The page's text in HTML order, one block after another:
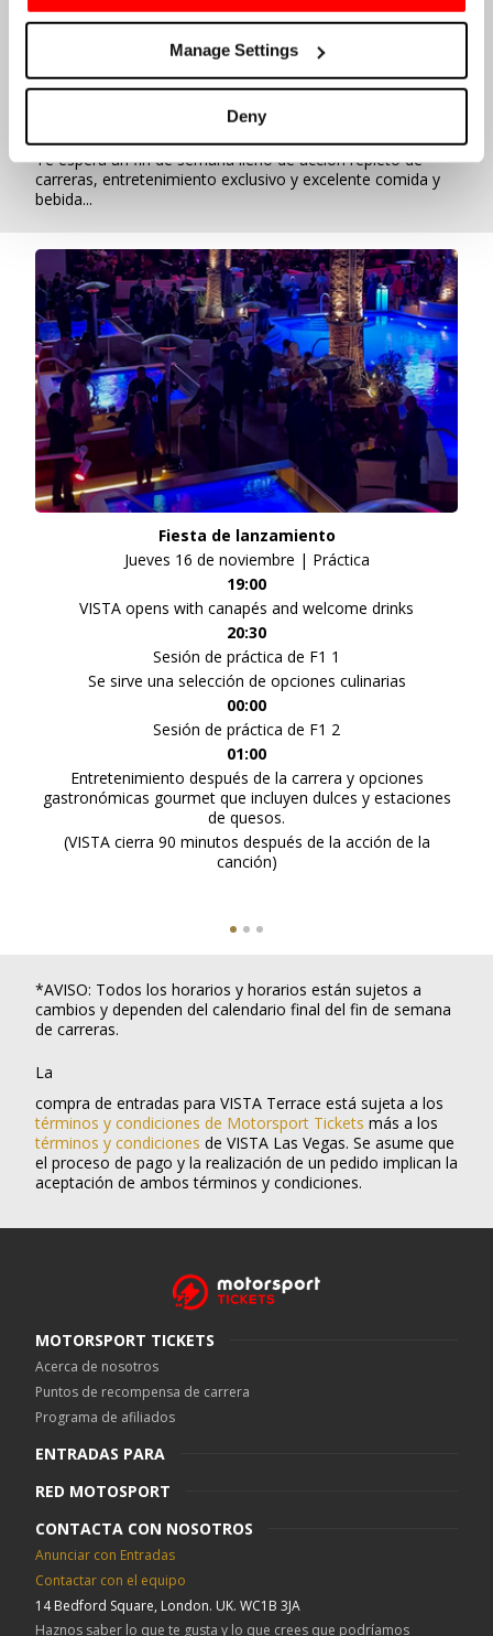
Manage Settings
Deny
HORARIO DE FIN DE SEMANA
Te espera un fin de semana lleno de acción repleto de
carreras, entretenimiento exclusivo y excelente comida y
bebida...
Fiesta de lanzamiento
Jueves 16 de noviembre | Práctica
19:00
VISTA opens with canapés and welcome drinks
20:30
Sesión de práctica de F1 1
Se sirve una selección de opciones culinarias
00:00
Sesión de práctica de F1 2
01:00
Entretenimiento después de la carrera y opciones
gastronómicas gourmet que incluyen dulces y estaciones
de quesos.
(VISTA cierra 90 minutos después de la acción de la
canción)
*AVISO: Todos los horarios y horarios están sujetos a
cambios y dependen del calendario final del fin de semana
de carreras.
La
compra de entradas para VISTA Terrace está sujeta a los
términos y condiciones de Motorsport Tickets más a los
términos y condiciones de VISTA Las Vegas. Se asume que
el proceso de pago y la realización de un pedido implican la
aceptación de ambos términos y condiciones.
MOTORSPORT TICKETS
Acerca de nosotros
Puntos de recompensa de carrera
Programa de afiliados
ENTRADAS PARA
RED MOTOSPORT
CONTACTA CON NOSOTROS
Anunciar con Entradas
Contactar con el equipo
14 Bedford Square, London. UK. WC1B 3JA
Haznos saber lo que te gusta y lo que crees que podríamos